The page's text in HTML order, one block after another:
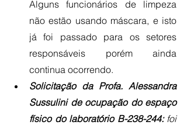
Alguns funcionários de limpeza
não estão usando máscara, e isto
já foi passado para os setores
responsáveis porém ainda
continua ocorrendo.
Solicitação da Profa. Alessandra
Sussulini de ocupação do espaço
físico do laboratório B-238-244: foi